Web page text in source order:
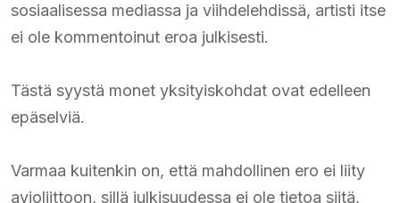
sosiaalisessa mediassa ja viihdelehdissä, artisti itse
ei ole kommentoinut eroa julkisesti.
Tästä syystä monet yksityiskohdat ovat edelleen
epäselviä.
Varmaa kuitenkin on, että mahdollinen ero ei liity
avioliittoon, sillä julkisuudessa ei ole tietoa siitä,